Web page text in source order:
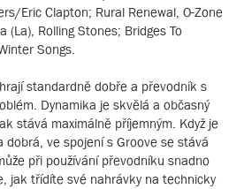
Eric Clapton; Rural Renewal, O-Zone
(La), Rolling Stones; Bridges To
Songs.
standardně dobře a převodník s
Dynamika je skvělá a občasný
stává maximálně příjemným. Když je
ve spojení s Groove se stává
při používání převodníku snadno
jak třídíte své nahrávky na technicky